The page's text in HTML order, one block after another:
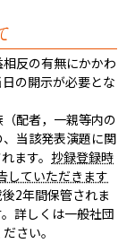
反の有無にかかわ
の開示が必要とな
配者，一親等内の
当該発表演題に関
ます。 抄録登録時
していただきます
2年間保管されま
詳しくは一般社団
さい。